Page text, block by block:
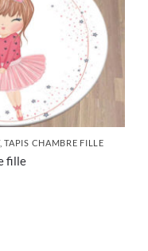
,TAPIS CHAMBRE FILLE
fille